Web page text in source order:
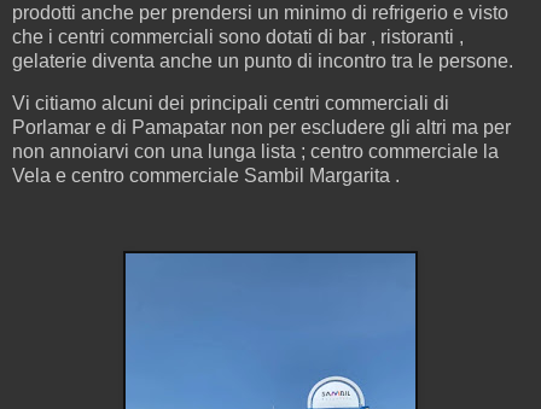
prodotti anche per prendersi un minimo di refrigerio e visto
che i centri commerciali sono dotati di bar , ristoranti ,
gelaterie diventa anche un punto di incontro tra le persone.
Vi citiamo alcuni dei principali centri commerciali di
Porlamar e di Pamapatar non per escludere gli altri ma per
non annoiarvi con una lunga lista ; centro commerciale la
Vela e centro commerciale Sambil Margarita .